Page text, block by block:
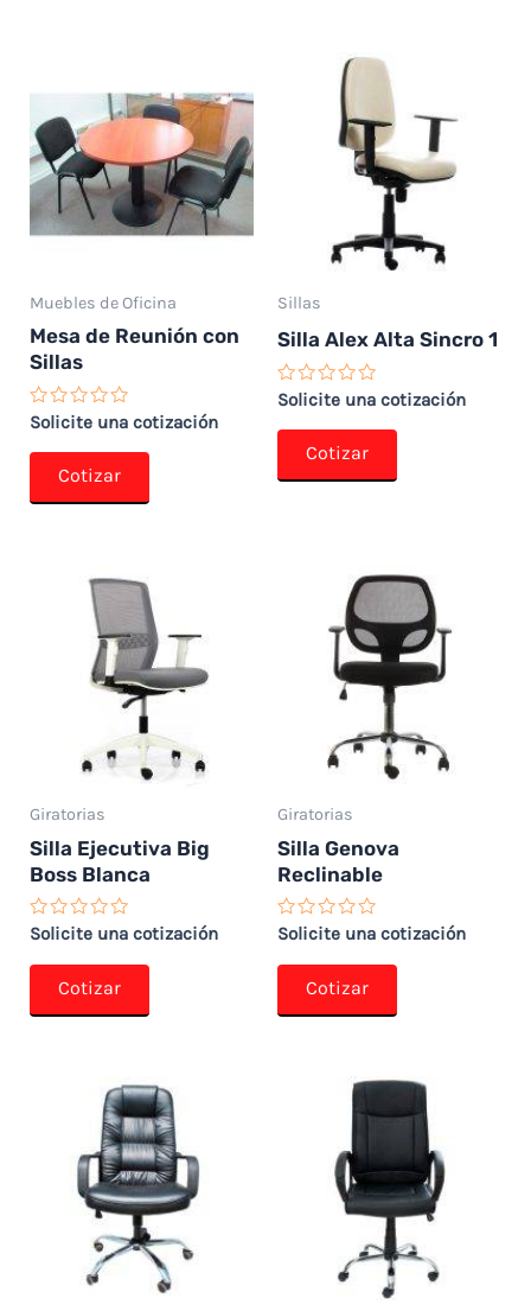
Muebles de Oficina
Mesa de Reunión con
Sillas
Valorado
con
0
Solicite una cotización
Cotizar
Sillas
Silla Alex Alta Sincro 1
Valorado
con
0
Solicite una cotización
Cotizar
Giratorias
Silla Ejecutiva Big
Boss Blanca
Valorado
0
Solicite una cotización
Cotizar
Giratorias
Silla Genova
Reclinable
Valorado
0
Solicite una cotización
Cotizar